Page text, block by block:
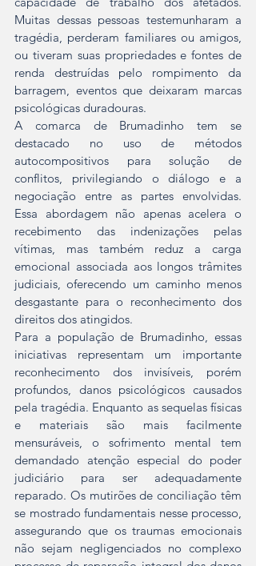
Muitas dessas pessoas testemunharam a
tragédia, perderam familiares ou amigos,
ou tiveram suas propriedades e fontes de
renda destruídas pelo rompimento da
barragem, eventos que deixaram marcas
psicológicas duradouras.
A comarca de Brumadinho tem se
destacado no uso de métodos
autocompositivos para solução de
conflitos, privilegiando o diálogo e a
negociação entre as partes envolvidas.
Essa abordagem não apenas acelera o
recebimento das indenizações pelas
vítimas, mas também reduz a carga
emocional associada aos longos trâmites
judiciais, oferecendo um caminho menos
desgastante para o reconhecimento dos
direitos dos atingidos.
Para a população de Brumadinho, essas
iniciativas representam um importante
reconhecimento dos invisíveis, porém
profundos, danos psicológicos causados
pela tragédia. Enquanto as sequelas físicas
e materiais são mais facilmente
mensuráveis, o sofrimento mental tem
demandado atenção especial do poder
judiciário para ser adequadamente
reparado. Os mutirões de conciliação têm
se mostrado fundamentais nesse processo,
assegurando que os traumas emocionais
não sejam negligenciados no complexo